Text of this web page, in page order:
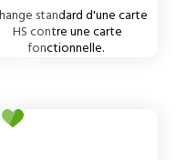
standard d'une carte
HS contre une carte
fonctionnelle.